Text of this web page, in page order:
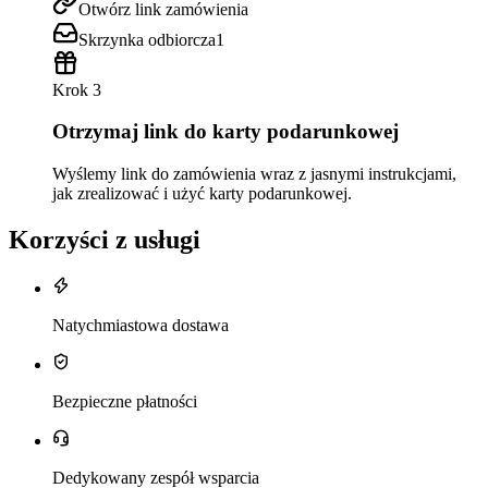
Otwórz link zamówienia
Skrzynka odbiorcza1
Krok 3
Otrzymaj link do karty podarunkowej
Wyślemy link do zamówienia wraz z jasnymi instrukcjami,
jak zrealizować i użyć karty podarunkowej.
Korzyści z usługi
Natychmiastowa dostawa
Bezpieczne płatności
Dedykowany zespół wsparcia